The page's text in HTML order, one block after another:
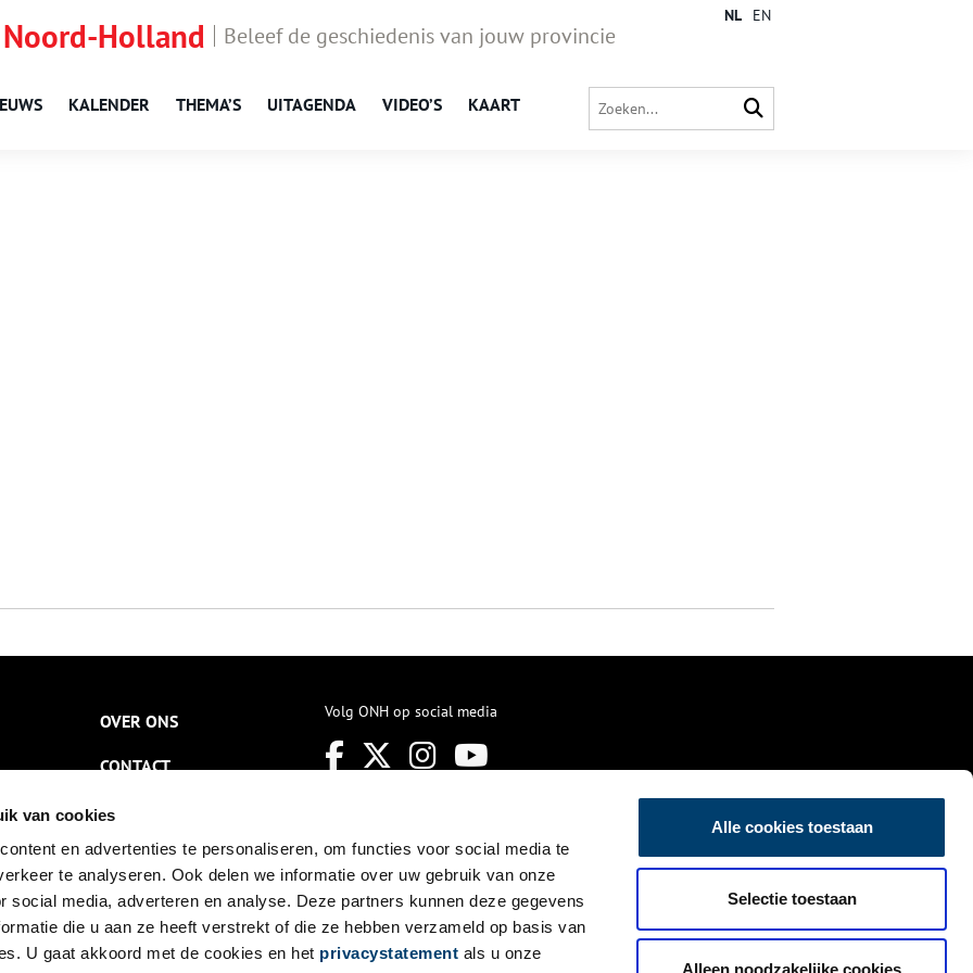
van cookies
en advertenties te personaliseren, om functies voor social media te
te analyseren. Ook delen we informatie over uw gebruik van onze
social media, adverteren en analyse. Deze partners kunnen deze gegevens
die u aan ze heeft verstrekt of die ze hebben verzameld op basis van
U gaat akkoord met de cookies en het privacystatement als u onze
Alle cookies toestaan
Selectie toestaan
Alleen noodzakelijke cookies
Holland Beleef de geschiedenis van jouw provincie
KALENDER THEMA’S UITAGENDA VIDEO’S KAART
NL EN
OVER ONS
CONTACT
NIEUWSBRIEF
DISCLAIMER
PRIVACY
TOEGANKELIJKHEID
Volg ONH op social media